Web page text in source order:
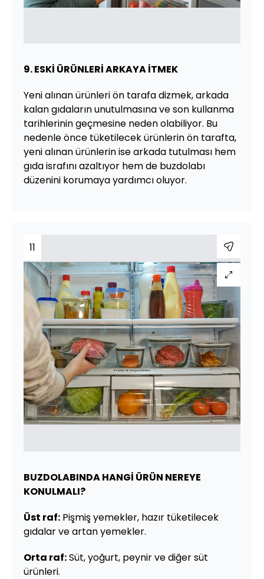
9. ESKİ ÜRÜNLERİ ARKAYA İTMEK
Yeni alınan ürünleri ön tarafa dizmek, arkada
kalan gıdaların unutulmasına ve son kullanma
tarihlerinin geçmesine neden olabiliyor. Bu
nedenle önce tüketilecek ürünlerin ön tarafta,
yeni alınan ürünlerin ise arkada tutulması hem
gıda israfını azaltıyor hem de buzdolabı
düzenini korumaya yardımcı oluyor.
11
BUZDOLABINDA HANGİ ÜRÜN NEREYE
KONULMALI?
Üst raf: Pişmiş yemekler, hazır tüketilecek
gıdalar ve artan yemekler.
Orta raf:Süt, yoğurt, peynir ve diğer süt
ürünleri.